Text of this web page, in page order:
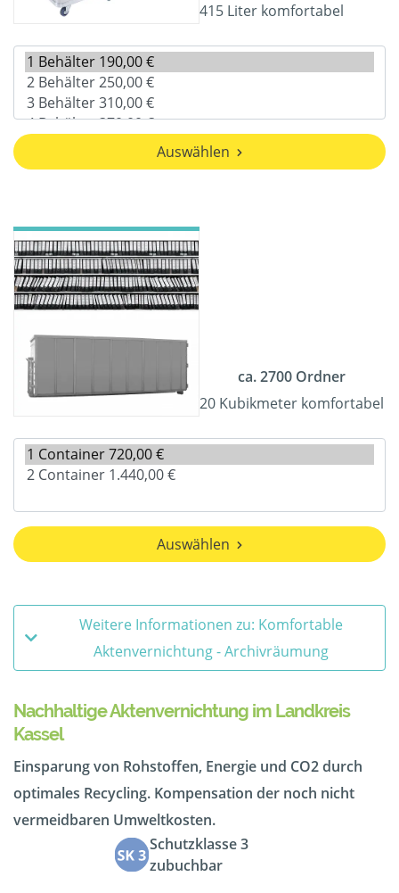
415 Liter komfortabel
Auswählen
ca. 2700 Ordner
20 Kubikmeter komfortabel
Auswählen
Weitere Informationen zu: Komfortable
Aktenvernichtung - Archivräumung
Nachhaltige Aktenvernichtung im Landkreis
Kassel
Einsparung von Rohstoffen, Energie und CO2 durch
optimales Recycling. Kompensation der noch nicht
vermeidbaren Umweltkosten.
Schutzklasse 3
zubuchbar